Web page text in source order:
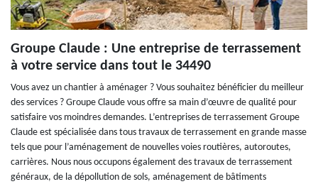
Groupe Claude : Une entreprise de terrassement
à votre service dans tout le 34490
Vous avez un chantier à aménager ? Vous souhaitez bénéficier du meilleur
des services ? Groupe Claude vous offre sa main d’œuvre de qualité pour
satisfaire vos moindres demandes. L’entreprises de terrassement Groupe
Claude est spécialisée dans tous travaux de terrassement en grande masse
tels que pour l’aménagement de nouvelles voies routières, autoroutes,
carrières. Nous nous occupons également des travaux de terrassement
généraux, de la dépollution de sols, aménagement de bâtiments